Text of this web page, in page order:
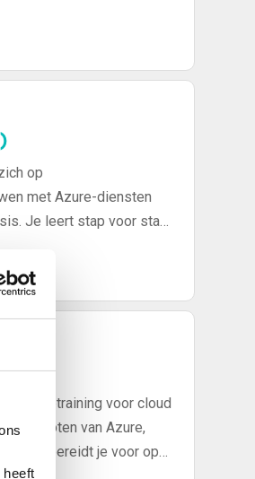
op
met Azure-diensten
Je leert stap voor stap
in de cloud –
voor cloud
van Azure,
bereidt je voor op